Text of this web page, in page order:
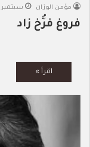
مؤمن الوزان سبتمبر 20, 2021
فروغ فرُّخ زاد